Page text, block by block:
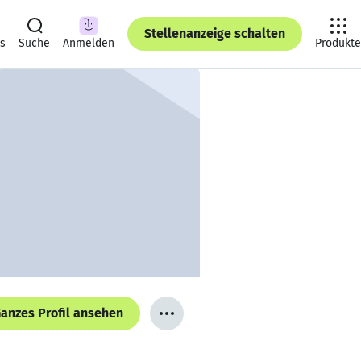
Suche Anmelden
Stellenanzeige schalten
Produkte
Profil ansehen